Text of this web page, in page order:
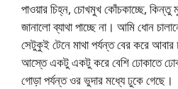
পাওয়ার চিহ্ন, চোখমুখ কোঁচকাচ্ছে, কিন্তু
জানালো ব্যাথা পাচ্ছে না। আমি ধোন
সেটুকুই টেনে মাথা পর্যন্ত বের করে
আস্তে একটু একটু করে বেশি ঢোকাতে
গোড়া পর্যন্ত ওর ভুদার মধ্যে ঢুকে গেছে।